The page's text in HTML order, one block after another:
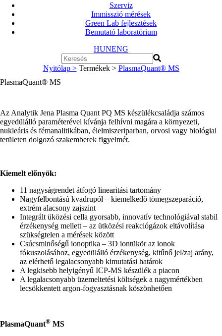
Szerviz
Immisszió mérések
Green Lab fejlesztések
Bemutató laboratórium
HUNENG
Nyitólap > Termékek > PlasmaQuant® MS
PlasmaQuant® MS
Az Analytik Jena Plasma Quant PQ MS készülékcsaládja számos
egyedülálló paraméterével kívánja felhívni magára a környezeti,
nukleáris és fémanalitikában, élelmiszeriparban, orvosi vagy biológiai
területen dolgozó szakemberek figyelmét.
Kiemelt előnyök:
11 nagyságrendet átfogó linearitási tartomány
Nagyfelbontású kvadrupól – kiemelkedő tömegszeparáció,
extrém alacsony zajszint
Integrált üközési cella gyorsabb, innovatív technológiával stabil
érzékenység mellett – az ütközési reakciógázok eltávolítása
szükségtelen a mérések között
Csúcsminőségű ionoptika – 3D iontükör az ionok
fókuszolásához, egyedülálló érzékenység, kitűnő jel/zaj arány,
az elérhető legalacsonyabb kimutatási határok
A legkisebb helyigényű ICP-MS készülék a piacon
A legalacsonyabb üzemeltetési költségek a nagymértékben
lecsökkentett argon-fogyasztásnak köszönhetően
PlasmaQuant® MS